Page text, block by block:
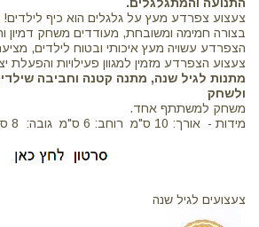
התנועה והמתגלגלים.
צעצוע צפרדע מעץ על גלגלים הוא כיף
בצורה חמימה ומשובחת, מעודדים משחק דמיון
הצפרדע עשויה מעץ איכותי ובטוח לילדים,
צעצוע הצפרדע מזמין למגוון פעילויות והפעלת
מתנות לגיל שנה, מתנה קטנה וחביבה
ולשחק
משחק למשתתף אחד.
מידות - אורך: 10 ס"מ רוחב: 6 ס"מ גובה: 8 ס"מ
צעצועים לגיל שנה